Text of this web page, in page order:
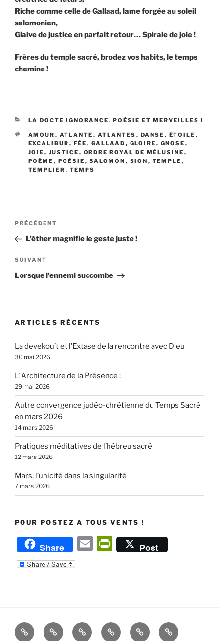
Riche comme celle de Gallaad, lame forgée au soleil
salomonien,
Glaive de justice en parfait retour… Spirale de joie !
Frères du temple sacré, brodez vos habits, le temps
chemine !
CATÉGORIES
LA DOCTE IGNORANCE, POÉSIE ET MERVEILLES !
ÉTIQUETTES
AMOUR , ATLANTE , ATLANTES , DANSE , ÉTOILE ,
EXCALIBUR , FÉE , GALLAAD , GLOIRE , GNOSE ,
JOIE , JUSTICE , ORDRE ROYAL DE MÉLUSINE ,
POÈME , POÉSIE , SALOMON , SION , TEMPLE ,
TEMPLIER , TEMPS
Navigation
l’article
Article
précédent
PRÉCÉDENT
L’éther magnifie le geste juste !
Article
suivant
SUIVANT
Lorsque l’ennemi succombe
ARTICLES RÉCENTS
La devekou’t et l’Extase de la rencontre avec Dieu
30 mai 2026
L’ Architecture de la Présence :
29 mai 2026
Autre convergence judéo-chrétienne du Temps Sacré
en mars 2026
14 mars 2026
Pratiques méditatives de l’hébreu sacré
12 mars 2026
Mars, l’unicité dans la singularité
7 mars 2026
POUR POSTEZ A TOUS VENTS !
Share
E
P
n
Post
Accueil Cours,
Apprentissage
Étendre RenouerLa